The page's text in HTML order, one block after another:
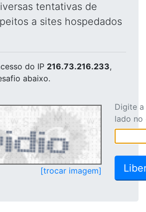
tentativas de
a sites hospedados
do IP 216.73.216.233,
abaixo.
[trocar imagem]
Digite
lado no